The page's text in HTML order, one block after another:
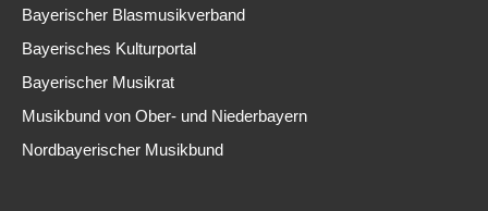
Bayerischer Blasmusikverband
Bayerisches Kulturportal
Bayerischer Musikrat
Musikbund von Ober- und Niederbayern
Nordbayerischer Musikbund